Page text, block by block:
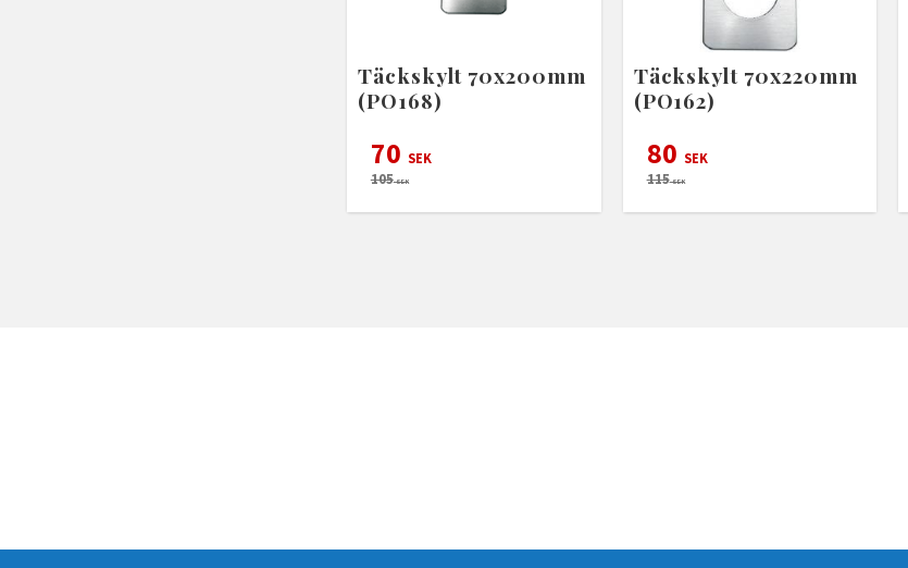
Täckskylt 70x200mm
(PO168)
70 SEK
105SEK
Täckskylt 70x220mm
(PO162)
80 SEK
115SEK